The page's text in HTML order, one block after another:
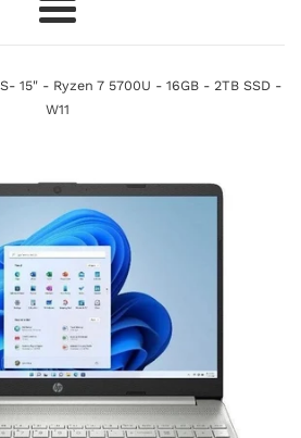
Más
15" - Ryzen 7 5700U - 16GB - 2TB SSD -
W11